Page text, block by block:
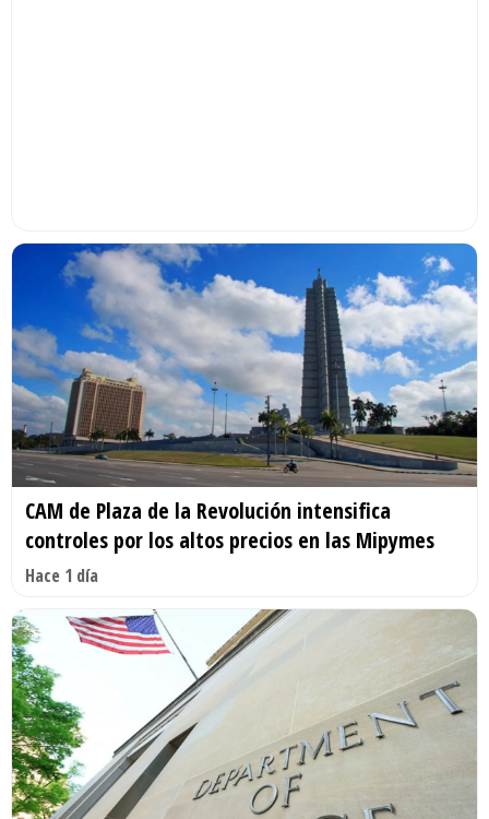
CAM de Plaza de la Revolución intensifica
controles por los altos precios en las Mipymes
Hace 1 día